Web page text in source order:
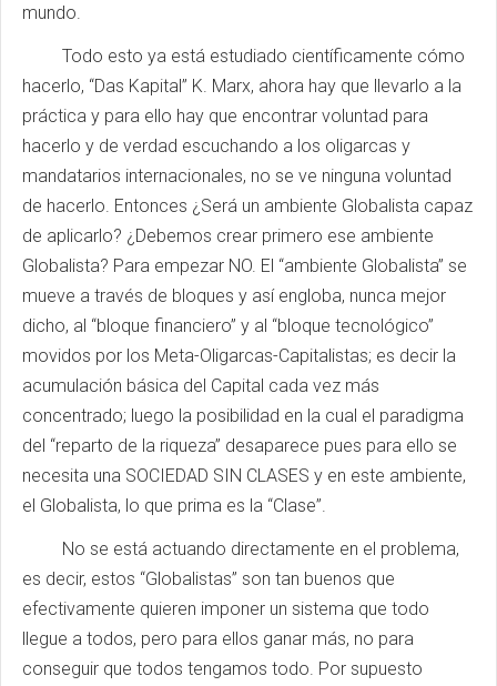
mundo.
Todo esto ya está estudiado científicamente cómo
hacerlo, “Das Kapital” K. Marx, ahora hay que llevarlo a la
práctica y para ello hay que encontrar voluntad para
hacerlo y de verdad escuchando a los oligarcas y
mandatarios internacionales, no se ve ninguna voluntad
de hacerlo. Entonces ¿Será un ambiente Globalista capaz
de aplicarlo? ¿Debemos crear primero ese ambiente
Globalista? Para empezar NO. El “ambiente Globalista” se
mueve a través de bloques y así engloba, nunca mejor
dicho, al “bloque financiero” y al “bloque tecnológico”
movidos por los Meta-Oligarcas-Capitalistas; es decir la
acumulación básica del Capital cada vez más
concentrado; luego la posibilidad en la cual el paradigma
del “reparto de la riqueza” desaparece pues para ello se
necesita una SOCIEDAD SIN CLASES y en este ambiente,
el Globalista, lo que prima es la “Clase”.
No se está actuando directamente en el problema,
es decir, estos “Globalistas” son tan buenos que
efectivamente quieren imponer un sistema que todo
llegue a todos, pero para ellos ganar más, no para
conseguir que todos tengamos todo. Por supuesto